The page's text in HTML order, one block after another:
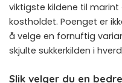
viktigste kildene til
kostholdet. Poenget er
å velge en fornuftig
skjulte sukkerkilden i
Slik velger du en